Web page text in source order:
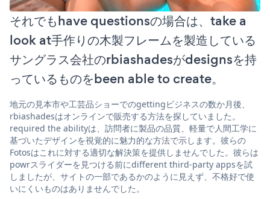
それでもhave questionsの場合は、take a
look at手作りの木製フレームを製造している
サングラス会社のrbiashadesがdesignsを持
っているものをbeen able to create。
地元の見本市や工芸品ショーでのgettingビジネスの数か月後、
rbiashadesはオンラインで販売する方法を探していました。
required the abilityは、訪問者に製品の品質、軽量で人間工学に
基づいたデザインを視覚的に魅力的な方法で示します。彼らの
Fotosはこれに対する適切な解決策を提供しませんでした。彼らは
powrスライダーを見つける前にdifferent third-party appsを試
しましたが、サイトの一部であるかのように見えず、不格好で使
いにくいものはありませんでした。